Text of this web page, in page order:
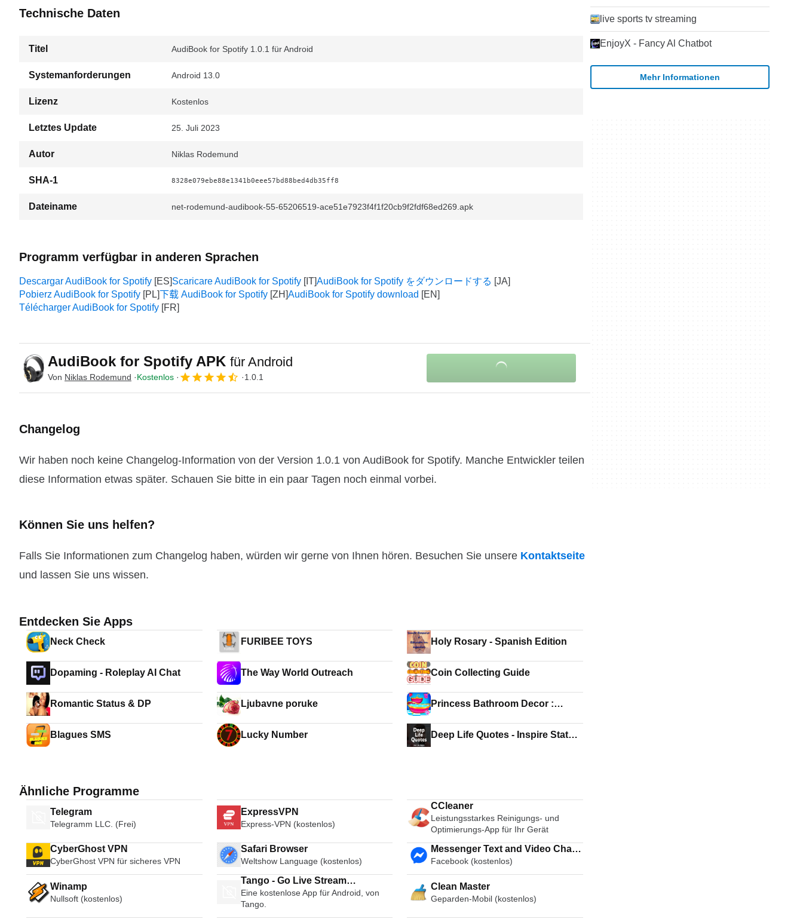
Technische Daten
Titel AudiBook for Spotify 1.0.1 für Android
Systemanforderungen Android 13.0
Lizenz Kostenlos
Letztes Update 25. Juli 2023
Autor Niklas Rodemund
SHA-1 8328e079ebe88e1341b0eee57bd88bed4db35ff8
Dateiname net-rodemund-audibook-55-65206519-ace51e7923f4f1f20cb9f2fdf68ed269.apk
Programm verfügbar in anderen Sprachen
Descargar AudiBook for Spotify Scaricare AudiBook for Spotify
AudiBook for Spotify をダウンロードする
Pobierz AudiBook for Spotify
下载 AudiBook for Spotify
AudiBook for Spotify download
Télécharger AudiBook for Spotify
AudiBook for Spotify APK für Android
Von Niklas Rodemund Kostenlos 1.0.1
Changelog
Wir haben noch keine Changelog-Information von der Version 1.0.1 von AudiBook for Spotify. Manche Entwickler teilen
diese Information etwas später. Schauen Sie bitte in ein paar Tagen noch einmal vorbei.
Können Sie uns helfen?
Falls Sie Informationen zum Changelog haben, würden wir gerne von Ihnen hören. Besuchen Sie unsere Kontaktseite
und lassen Sie uns wissen.
Entdecken Sie Apps
Neck Check FURIBEE TOYS Holy Rosary - Spanish Edition
Dopaming - Roleplay AI Chat The Way World Outreach Coin Collecting Guide
Romantic Status & DP Ljubavne poruke
Princess Bathroom Decor :
Blagues SMS
Lucky Number
Deep Life Quotes - Inspire Status
Ähnliche Programme
Telegram
Telegramm LLC. (Frei)
ExpressVPN
Express-VPN (kostenlos)
CCleaner
Leistungsstarkes Reinigungs- und
Optimierungs-App für Ihr Gerät
CyberGhost VPN
CyberGhost VPN für sicheres VPN
Safari Browser
Weltshow Language (kostenlos)
Messenger Text and Video Chat
for Free
Facebook (kostenlos)
Winamp
Nullsoft (kostenlos)
Tango - Go Live Stream
Broadcast Live Video Chat
Eine kostenlose App für Android, von
Tango.
Clean Master
Geparden-Mobil (kostenlos)
live sports tv streaming
EnjoyX - Fancy Al Chatbot
Mehr Informationen